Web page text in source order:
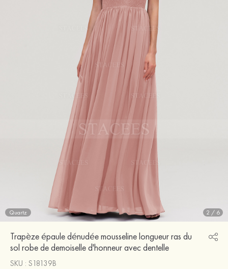
Quartz 2 / 6
Trapèze épaule dénudée mousseline longueur ras du
sol robe de demoiselle d'honneur avec dentelle
SKU : S18139B